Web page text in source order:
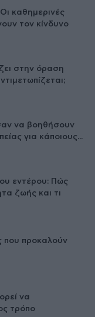
καθημερινές
τον κίνδυνο
στην όραση
να βοηθήσουν
για κάποιους...
εντέρου: Πώς
ζωής και τι
που προκαλούν
να
τρόπο